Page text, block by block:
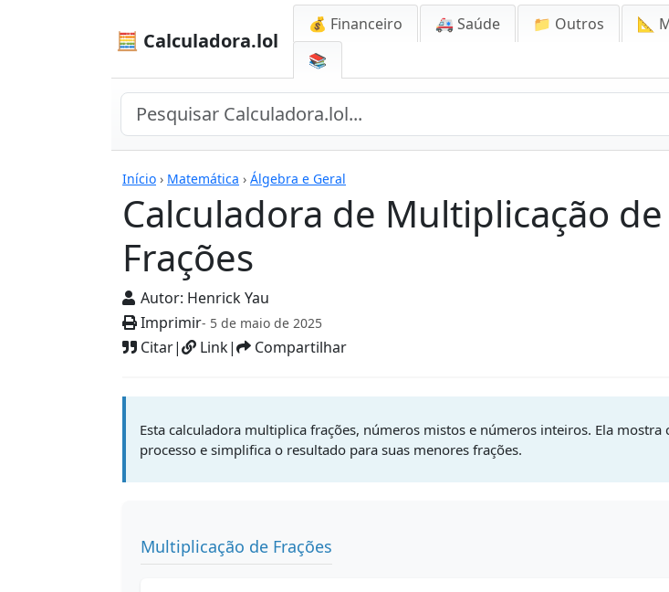
🧮 Calculadora.lol
💰 Financeiro 🚑 Saúde 📁 Outros 📐
📚
Início › Matemática › Álgebra e Geral
Calculadora de Multiplicação de
Frações
Autor: Henrick Yau
Imprimir- 5 de maio de 2025
Citar| Link| Compartilhar
Calculadoras
Esta calculadora multiplica frações, números mistos e números inteiros. Ela mostra
processo e simplifica o resultado para suas menores frações.
Multiplicação de Frações